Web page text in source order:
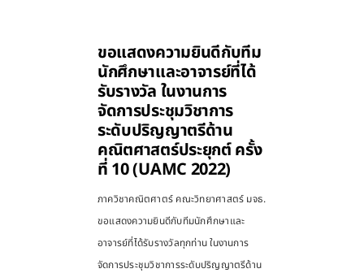
ขอแสดงความยินดีกับทีม
นักศึกษาและอาจารย์ที่ได้
รับรางวัล ในงานการ
จัดการประชุมวิชาการ
ระดับปริญญาตรีด้าน
คณิตศาสตร์ประยุกต์ ครั้ง
ที่ 10 (UAMC 2022)
ภาควิชาคณิตศาตร์ คณะวิทยาศาสตร์ มจธ.
ขอแสดงความยินดีกับทีมนักศึกษาและ
อาจารย์ที่ได้รับรางวัลทุกท่าน ในงานการ
จัดการประชุมวิชาการระดับปริญญาตรีด้าน